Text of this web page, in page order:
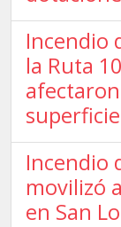
Incendio
la Ruta
superficie
Incendio
movilizó
en San